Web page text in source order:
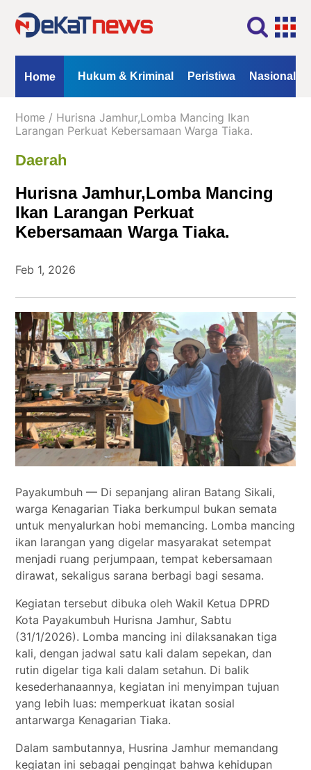
Home
Kanal
Berita
Hukum
Kriminal
Peristiwa
Nasional
Tokoh
Olahraga
Internasional
Opini
Opini Hukum & Kriminal Peristiwa Nasional
Home
Home / Hurisna Jamhur,Lomba Mancing Ikan
Larangan Perkuat Kebersamaan Warga Tiaka.
Daerah
Hurisna Jamhur,Lomba Mancing
Ikan Larangan Perkuat
Kebersamaan Warga Tiaka.
Feb 1, 2026
Payakumbuh — Di sepanjang aliran Batang Sikali,
warga Kenagarian Tiaka berkumpul bukan semata
untuk menyalurkan hobi memancing. Lomba mancing
ikan larangan yang digelar masyarakat setempat
menjadi ruang perjumpaan, tempat kebersamaan
dirawat, sekaligus sarana berbagi bagi sesama.
Kegiatan tersebut dibuka oleh Wakil Ketua DPRD
Kota Payakumbuh Hurisna Jamhur, Sabtu
(31/1/2026). Lomba mancing ini dilaksanakan tiga
kali, dengan jadwal satu kali dalam sepekan, dan
rutin digelar tiga kali dalam setahun. Di balik
kesederhanaannya, kegiatan ini menyimpan tujuan
yang lebih luas: memperkuat ikatan sosial
antarwarga Kenagarian Tiaka.
Dalam sambutannya, Husrina Jamhur memandang
kegiatan ini sebagai pengingat bahwa kehidupan